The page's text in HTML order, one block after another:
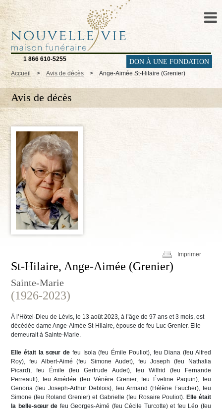
1 866 610-5255 DON À UNE FONDATION
Accueil > Avis de décès > Ange-Aimée St-Hilaire (Grenier)
Avis de décès
Imprimer
St-Hilaire, Ange-Aimée (Grenier)
Sainte-Marie
(1926-2023)
À l’Hôtel-Dieu de Lévis, le 13 août 2023, à l’âge de 97 ans et 3 mois, est
décédée dame Ange-Aimée St-Hilaire, épouse de feu Luc Grenier. Elle
demeurait à Sainte-Marie.
Elle était la sœur de feu Isola (feu Émile Pouliot), feu Diana (feu Alfred
Roy), feu Albert-Aimé (feu Simone Audet), feu Joseph (feu Nathalia
Picard), feu Émile (feu Gertrude Audet), feu Wilfrid (feu Fernande
Perreault), feu Amédée (feu Vénère Grenier, feu Éveline Paquin), feu
Genoria (feu Joseph-Arthur Deblois), feu Armand (Hélène Faucher), feu
Simone (feu Roland Grenier) et Gabrielle (feu Rosaire Pouliot). Elle était
la belle-sœur de feu Georges-Aimé (feu Cécile Turcotte) et feu Léo (feu